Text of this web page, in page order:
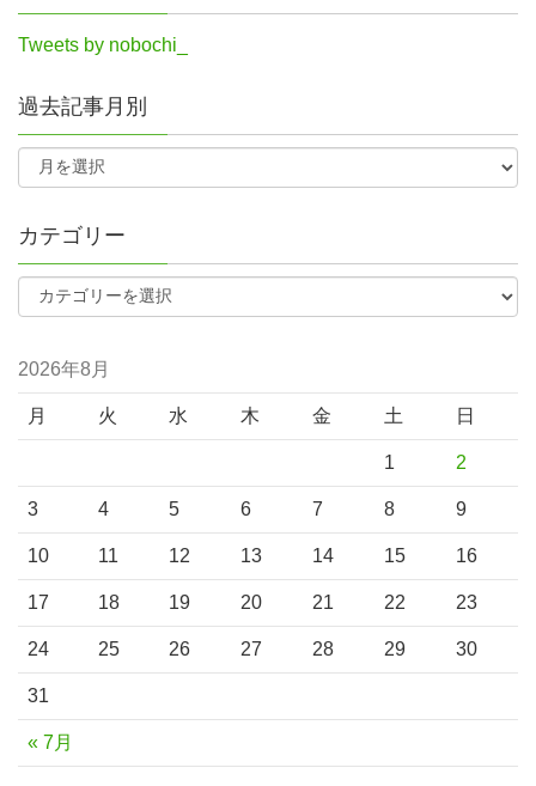
Tweets by nobochi_
過去記事月別
カテゴリー
2026年8月
月 火 水 木 金 土 日
« 7月
1 2
3 4 5 6 7 8 9
10 11 12 13 14 15 16
17 18 19 20 21 22 23
24 25 26 27 28 29 30
31